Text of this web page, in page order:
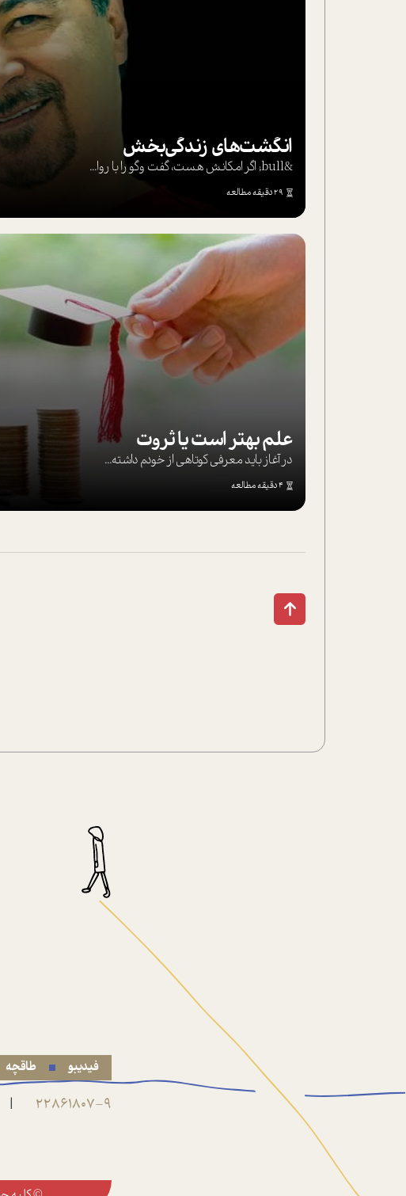
انگشت‌های‌ زندگی‌بخش
&bull; اگر امکانش هست، گفت وگو را با روا...
29 دقیقه مطالعه
علم بهتر است یا ثروت
در آغاز باید معرفی کوتاهی از خودم داشته...
4 دقیقه مطالعه
فیدیبو طاقچه
22861807-9
|